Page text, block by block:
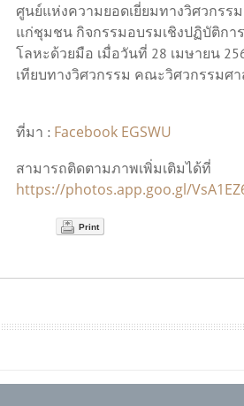
ศูนย์แห่งความยอดเยี่ยมทางวิศวกรร
แก่ชุมชน กิจกรรมอบรมเชิงปฏิบัติกา
โลหะด้วยมือ เมื่อวันที่ 28 เมษายน
เทียบทางวิศวกรรม คณะวิศวกรรม
ที่มา : Facebook EGSWU
สามารถติดตามภาพเพิ่มเติมได้ที่
https://photos.app.goo.gl/
Print